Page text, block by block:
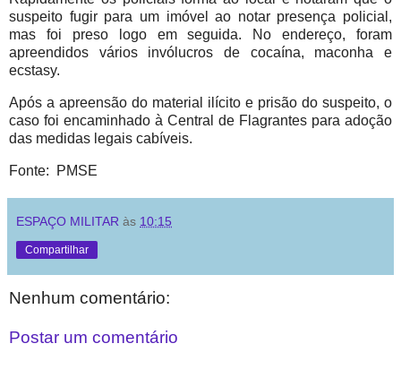
suspeito fugir para um imóvel ao notar presença policial,
mas foi preso logo em seguida. No endereço, foram
apreendidos vários invólucros de cocaína, maconha e
ecstasy.
Após a apreensão do material ilícito e prisão do suspeito, o
caso foi encaminhado à Central de Flagrantes para adoção
das medidas legais cabíveis.
Fonte: PMSE
ESPAÇO MILITAR às 10:15
Compartilhar
Nenhum comentário:
Postar um comentário